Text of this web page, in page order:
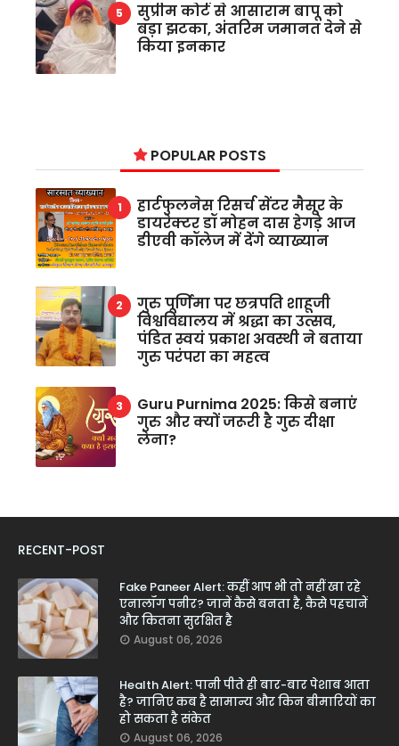
सुप्रीम कोर्ट से आसाराम बापू को
बड़ा झटका, अंतरिम जमानत देने से
किया इनकार
POPULAR POSTS
हार्टफुलनेस रिसर्च सेंटर मैसूर के
डायरेक्टर डॉ मोहन दास हेगड़े आज
डीएवी कॉलेज में देंगे व्याख्यान
गुरु पूर्णिमा पर छत्रपति शाहूजी
विश्वविद्यालय में श्रद्धा का उत्सव,
पंडित स्वयं प्रकाश अवस्थी ने बताया
गुरु परंपरा का महत्व
Guru Purnima 2025: किसे बनाएं
गुरु और क्यों जरूरी है गुरु दीक्षा
लेना?
RECENT-POST
Fake Paneer Alert: कहीं आप भी तो नहीं खा रहे
एनालॉग पनीर? जानें कैसे बनता है, कैसे पहचानें
और कितना सुरक्षित है
August 06, 2026
Health Alert: पानी पीते ही बार-बार पेशाब आता
है? जानिए कब है सामान्य और किन बीमारियों का
हो सकता है संकेत
August 06, 2026